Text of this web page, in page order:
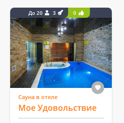
До 20 3 0
Сауна в отеле
Мое Удовольствие